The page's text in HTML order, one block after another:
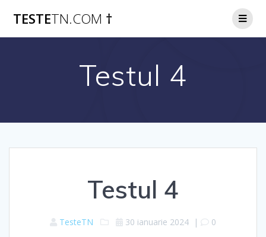
TESTETN.COM †
Testul 4
Testul 4
TesteTN 30 ianuarie 2024 | 0